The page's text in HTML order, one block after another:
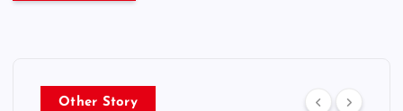
Other Story